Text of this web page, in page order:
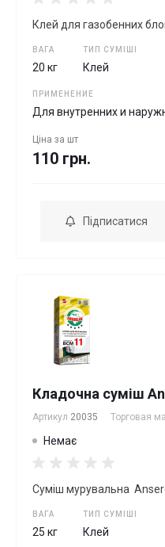
Клей для газобенних
ВАГА
20 кг
ТИП СУМІШІ
Клей
ПРИМЕНЕНИЕ
Для внутренних и
Ціна за шт
110 грн.
Підписатися
Кладочна суміш
Артикул 20035 Торговая
Немає
Суміш мурувальна
ВАГА
25 кг
ТИП СУМІШІ
Клей